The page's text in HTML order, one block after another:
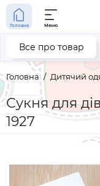
Головна Меню
Головна Дитячий
Сукня для
1927
Все про товар